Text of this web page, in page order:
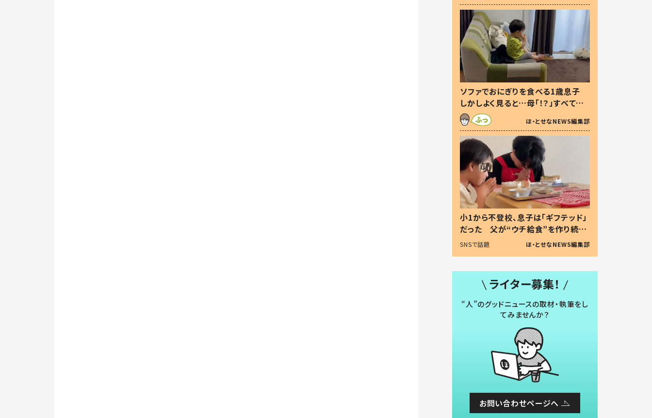
ソファでおにぎりを食べる1歳息子
しかしよく見ると…母「！？」すべてを
察した母の投稿に「可愛いから許
す！」「現行犯〜」
ほ・とせなNEWS編集部
小1から不登校、息子は「ギフテッド」
だった 父が“ウチ給食”を作り続け
る理由とは #令和の親 #令和の子
SNSで話題 ほ・とせなNEWS編集部
ライター募集！
“人”のグッドニュースの取材・執筆をし
てみませんか？
お問い合わせページへ